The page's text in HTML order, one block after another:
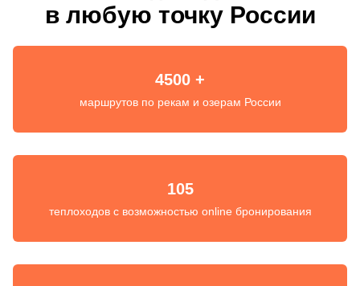
в любую точку России
4500 +
маршрутов по рекам и озерам России
105
теплоходов с возможностью online бронирования